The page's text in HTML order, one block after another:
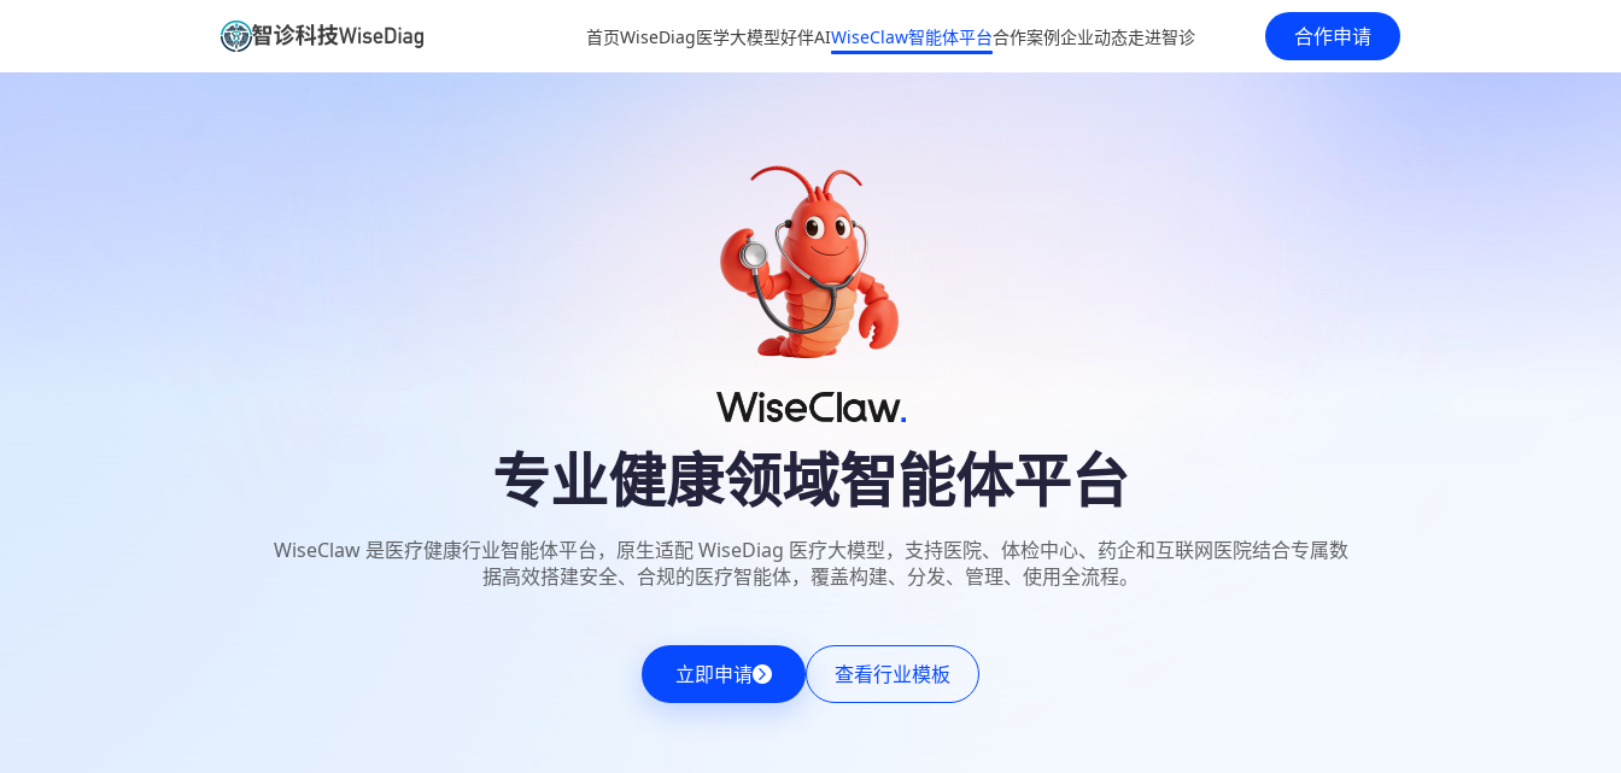
首页WiseDiag医学大模型好伴AIWiseClaw智能体平台合作案例企业动态走进智诊 合作申请
专业健康领域智能体平台
WiseClaw 是医疗健康行业智能体平台，原生适配 WiseDiag 医疗大模型，支持医院、体检中心、药企和互联网医院结合专属数
据高效搭建安全、合规的医疗智能体，覆盖构建、分发、管理、使用全流程。
立即申请 查看行业模板